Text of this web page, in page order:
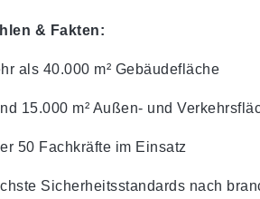
& Fakten:
als 40.000 m² Gebäudefläche
15.000 m² Außen- und
50 Fachkräfte im Einsatz
Sicherheitsstandards nach